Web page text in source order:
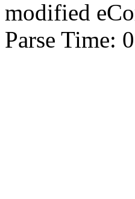
modified
Parse Time: